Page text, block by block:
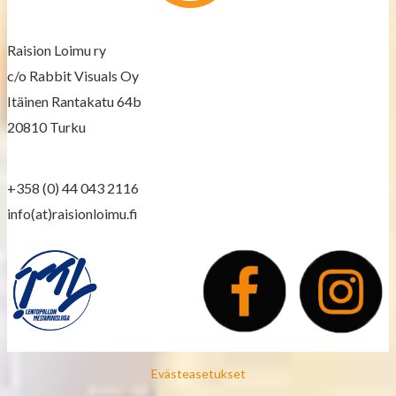
i
g
a
t
i
n
Raision Loimu ry
c/o Rabbit Visuals Oy
Itäinen Rantakatu 64b
20810 Turku
+358 (0) 44 043 2116
info(at)raisionloimu.fi
Evästeasetukset